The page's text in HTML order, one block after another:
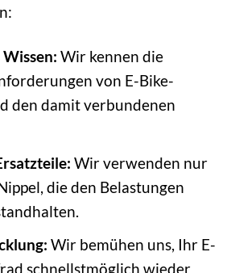
Wir kennen die
von E-Bike-
den damit verbundenen
Wir verwenden nur
die den Belastungen
Wir bemühen uns, Ihr E-
schnellstmöglich wieder